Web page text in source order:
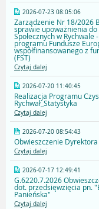
2026-07-23 08:05:06
Zarządzenie Nr 18/2026
sprawie upoważnienia
Społecznych w
programu Fundusze
współfinansowanego z
(FST)
Czytaj dalej
2026-07-20 11:40:45
Realizacja Programu
Rychwał_Statystyka
Czytaj dalej
2026-07-20 08:54:43
Obwieszczenie
Czytaj dalej
2026-07-17 12:49:41
G.6220.7.2026
dot. przedsięwzięcia pn.
Panieńska"
Czytaj dalej